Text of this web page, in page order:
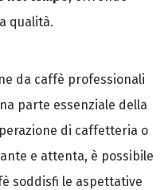
qualità.
da caffè professionali
parte essenziale della
di caffetteria o
e attenta, è possibile
soddisfi le aspettative